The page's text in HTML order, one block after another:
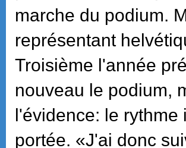
marche du podium.
représentant
Troisième l'année
nouveau le podium,
l'évidence: le
portée. «J'ai donc